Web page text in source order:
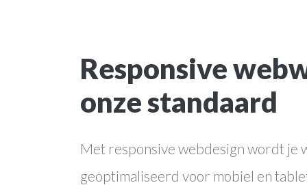
Responsive
onze standaard
Met responsive webdesign wordt je
geoptimaliseerd voor mobiel en